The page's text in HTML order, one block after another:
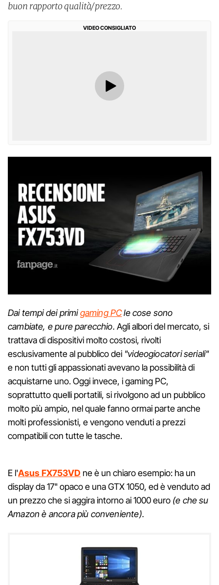
buon rapporto qualità/prezzo.
VIDEO CONSIGLIATO
Dai tempi dei primigaming PCle cose sono
cambiate, e pure parecchio. Agli albori del mercato, si
trattava di dispositivi molto costosi, rivolti
esclusivamente al pubblico dei "videogiocatori seriali"
e non tutti gli appassionati avevano la possibilità di
acquistarne uno. Oggi invece, i gaming PC,
soprattutto quelli portatili, si rivolgono ad un pubblico
molto più ampio, nel quale fanno ormai parte anche
molti professionisti, e vengono venduti a prezzi
compatibili con tutte le tasche.
E l'Asus FX753VD ne è un chiaro esempio: ha un
display da 17" opaco e una GTX 1050, ed è venduto ad
un prezzo che si aggira intorno ai 1000 euro (e che su
Amazon è ancora più conveniente).